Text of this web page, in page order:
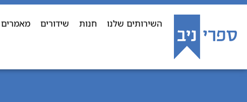
השירותים שלנו חנות שידורים מאמרים